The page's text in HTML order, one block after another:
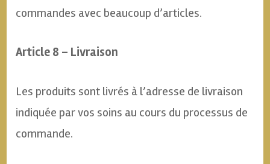
commandes avec beaucoup d’articles.
Article 8 – Livraison
Les produits sont livrés à l’adresse de livraison
indiquée par vos soins au cours du processus de
commande.